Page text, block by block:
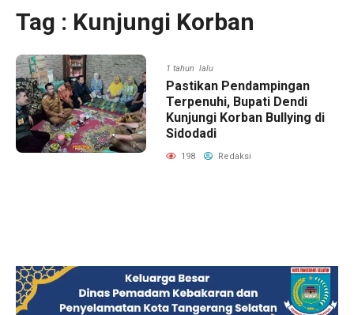
Tag : Kunjungi Korban
1 tahun lalu
Pastikan Pendampingan
Terpenuhi, Bupati Dendi
Kunjungi Korban Bullying di
Sidodadi
198 Redaksi